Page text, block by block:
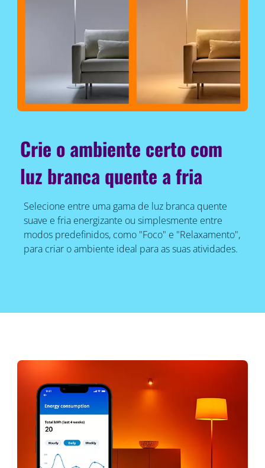
Crie o ambiente certo com
luz branca quente a fria
Selecione entre uma gama de luz branca quente
suave e fria energizante ou simplesmente entre
modos predefinidos, como "Foco" e "Relaxamento",
para criar o ambiente ideal para as suas atividades.